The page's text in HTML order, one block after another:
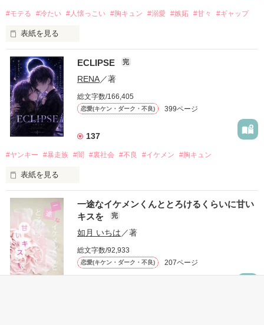
#モテる #冷たい #人懐っこい #胸キュン #溺愛 #嫉妬 #甘々 #ギャップ
表紙を見る
「好きだったから、別れを選んだ。」
モテる人を好きになるのが怖かった。
だから私は、中学時代に大好きだった彼を自分から振った。
もう会うことはないと思っていたのに、
高校生になって再会した彼は、隣の学校で”王子様”と呼ばれる
他の女の子には冷たいのに
私にだけ昔と変わらない笑顔を向けてくる。
「澪ちゃん。」
それは止まっていた恋が再び動き始める合図──。
ECLIPSE 完
RENA／著
総文字数/166,405
恋愛(キケン・ダーク・不良) 399ページ
137
#ヤンキー #暴走族 #闇 #裏社会 #不良 #イケメン #胸キュン
表紙を見る
表紙画像はAIです
作品を読む
一途なイケメンくんととろけるくらいに甘い
キスを
完
如月 いちは／著
総文字数/92,933
恋愛(キケン・ダーク・不良) 207ページ